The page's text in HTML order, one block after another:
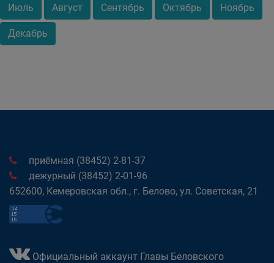
Июль Август Сентябрь Октябрь Ноябрь
Декабрь
приёмная (38452) 2-81-37
дежурный (38452) 2-01-96
652600, Кемеровская обл., г. Белово, ул. Советская, 21
Официальный аккаунт Главы Беловского